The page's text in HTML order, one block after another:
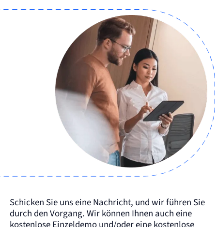
Schicken Sie uns eine Nachricht, und wir führen Sie
durch den Vorgang. Wir können Ihnen auch eine